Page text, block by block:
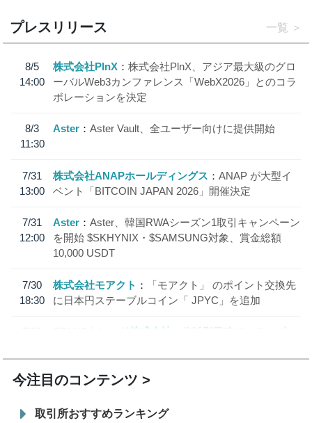
プレスリリース 一覧
8/5
14:00
株式会社PlnX
株式会社PlnX、アジア最大級のグロ
ーバルWeb3カンファレンス「WebX2026」とのコラ
ボレーションを決定
8/3
11:30
Aster Aster Vault、全ユーザー向けに提供開始
7/31
13:00
株式会社ANAPホールディングス
ANAP が大型イ
ベント「BITCOIN JAPAN 2026」開催決定
7/31
12:00
Aster
Aster、韓国RWAシーズン1取引キャンペーン
を開始 $SKHYNIX・$SAMSUNG対象、賞金総額
10,000 USDT
7/30
18:30
株式会社モアクト
「モアクト」 のポイント交換先
に日本円ステーブルコイン「 JPYC」を追加
7/29
SBI VCトレード株式会社
信託型円建てステーブル
今注目のコンテンツ
取引所おすすめランキング